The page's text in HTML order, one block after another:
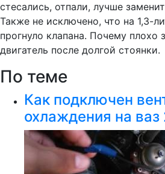
стесались, отпали, лучше
Также не исключено, что на 1,3-
прогнуло клапана. Почему плохо
двигатель после долгой стоянки.
По теме
Как подключен
охлаждения на ваз